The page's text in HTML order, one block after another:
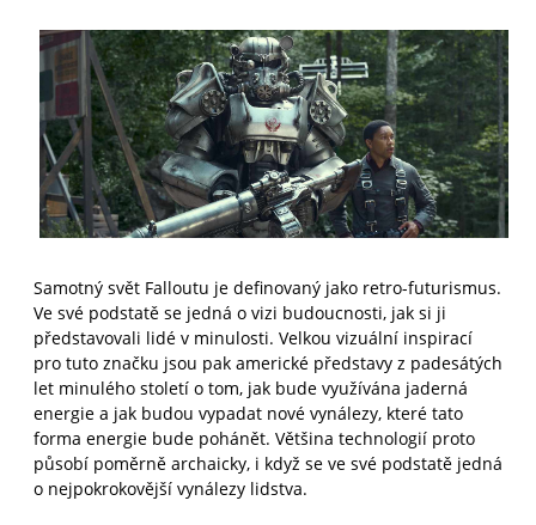
Samotný svět Falloutu je definovaný jako retro-futurismus.
Ve své podstatě se jedná o vizi budoucnosti, jak si ji
představovali lidé v minulosti. Velkou vizuální inspirací
pro tuto značku jsou pak americké představy z padesátých
let minulého století o tom, jak bude využívána jaderná
energie a jak budou vypadat nové vynálezy, které tato
forma energie bude pohánět. Většina technologií proto
působí poměrně archaicky, i když se ve své podstatě jedná
o nejpokrokovější vynálezy lidstva.